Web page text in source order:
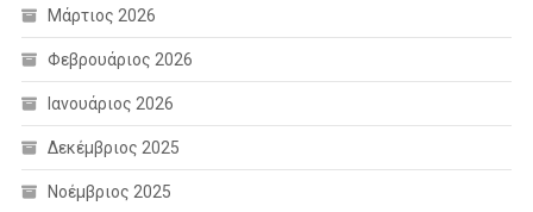
Μάρτιος 2026
Φεβρουάριος 2026
Ιανουάριος 2026
Δεκέμβριος 2025
Νοέμβριος 2025